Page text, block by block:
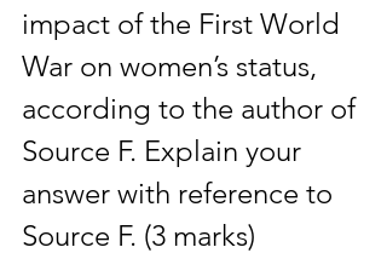
impact of the First World
War on women’s status,
according to the author of
Source F. Explain your
answer with reference to
Source F. (3 marks)